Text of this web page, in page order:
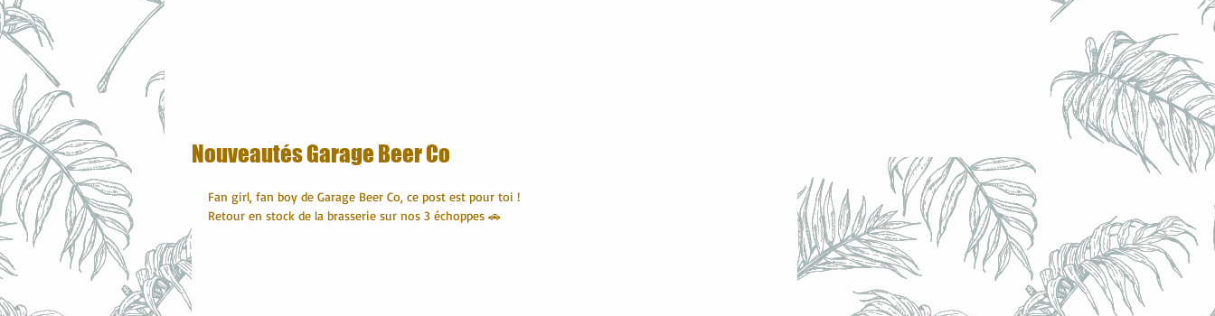
Nouveautés Garage Beer Co
Fan girl, fan boy de Garage Beer Co, ce post est pour toi !
Retour en stock de la brasserie sur nos 3 échoppes 🚗